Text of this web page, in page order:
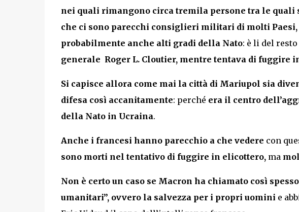
nei quali rimangono circa tremila persone tra le quali
che ci sono parecchi consiglieri militari di molti Paesi,
probabilmente anche alti gradi della Nato: è li del
generale Roger L. Cloutier, mentre tentava di fuggire
Si capisce allora come mai la città di Mariupol sia
difesa così accanitamente: perché era il centro
della Nato in Ucraina.
Anche i francesi hanno parecchio a che vedere con
sono morti nel tentativo di fuggire in elicottero,ma
Non è certo un caso se Macron ha chiamato così
umanitari”, ovvero la salvezza per i propri uomini e